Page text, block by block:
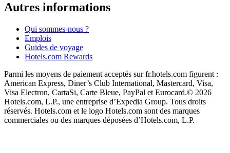
Autres informations
Qui sommes-nous ?
Emplois
Guides de voyage
Hotels.com Rewards
Parmi les moyens de paiement acceptés sur fr.hotels.com figurent :
American Express, Diner’s Club International, Mastercard, Visa,
Visa Electron, CartaSi, Carte Bleue, PayPal et Eurocard.© 2026
Hotels.com, L.P., une entreprise d’Expedia Group. Tous droits
réservés. Hotels.com et le logo Hotels.com sont des marques
commerciales ou des marques déposées d’Hotels.com, L.P.